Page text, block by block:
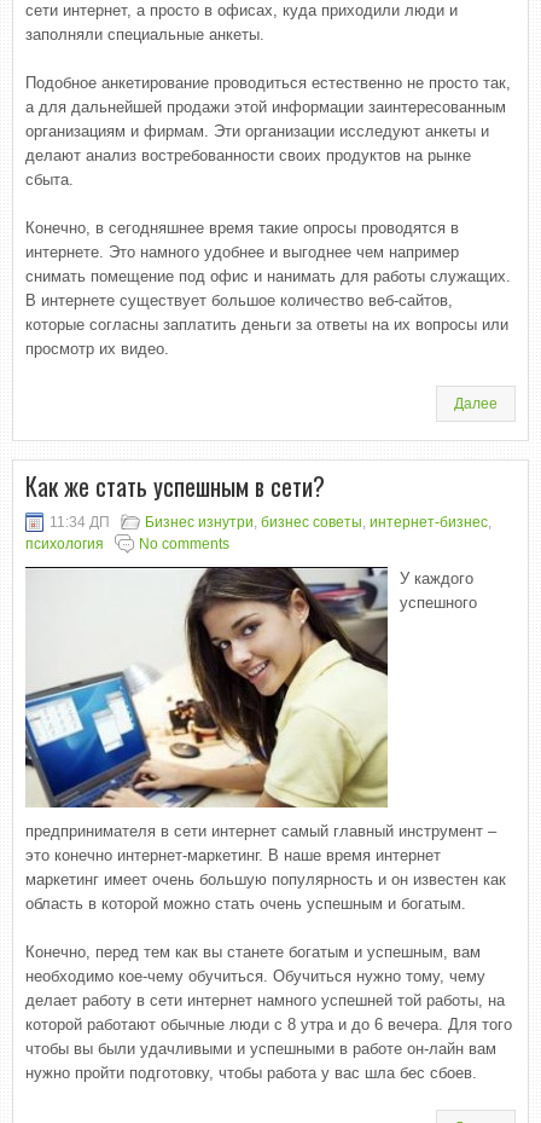
сети интернет, а просто в офисах, куда приходили люди и
заполняли специальные анкеты.
Подобное анкетирование проводиться естественно не просто так,
а для дальнейшей продажи этой информации заинтересованным
организациям и фирмам. Эти организации исследуют анкеты и
делают анализ востребованности своих продуктов на рынке
сбыта.
Конечно, в сегодняшнее время такие опросы проводятся в
интернете. Это намного удобнее и выгоднее чем например
снимать помещение под офис и нанимать для работы служащих.
В интернете существует большое количество веб-сайтов,
которые согласны заплатить деньги за ответы на их вопросы или
просмотр их видео.
Далее
Как же стать успешным в сети?
11:34 ДП Бизнес изнутри, бизнес советы, интернет-бизнес,
психология
No comments
У каждого
успешного
предпринимателя в сети интернет самый главный инструмент –
это конечно интернет-маркетинг. В наше время интернет
маркетинг имеет очень большую популярность и он известен как
область в которой можно стать очень успешным и богатым.
Конечно, перед тем как вы станете богатым и успешным, вам
необходимо кое-чему обучиться. Обучиться нужно тому, чему
делает работу в сети интернет намного успешней той работы, на
которой работают обычные люди с 8 утра и до 6 вечера. Для того
чтобы вы были удачливыми и успешными в работе он-лайн вам
нужно пройти подготовку, чтобы работа у вас шла бес сбоев.